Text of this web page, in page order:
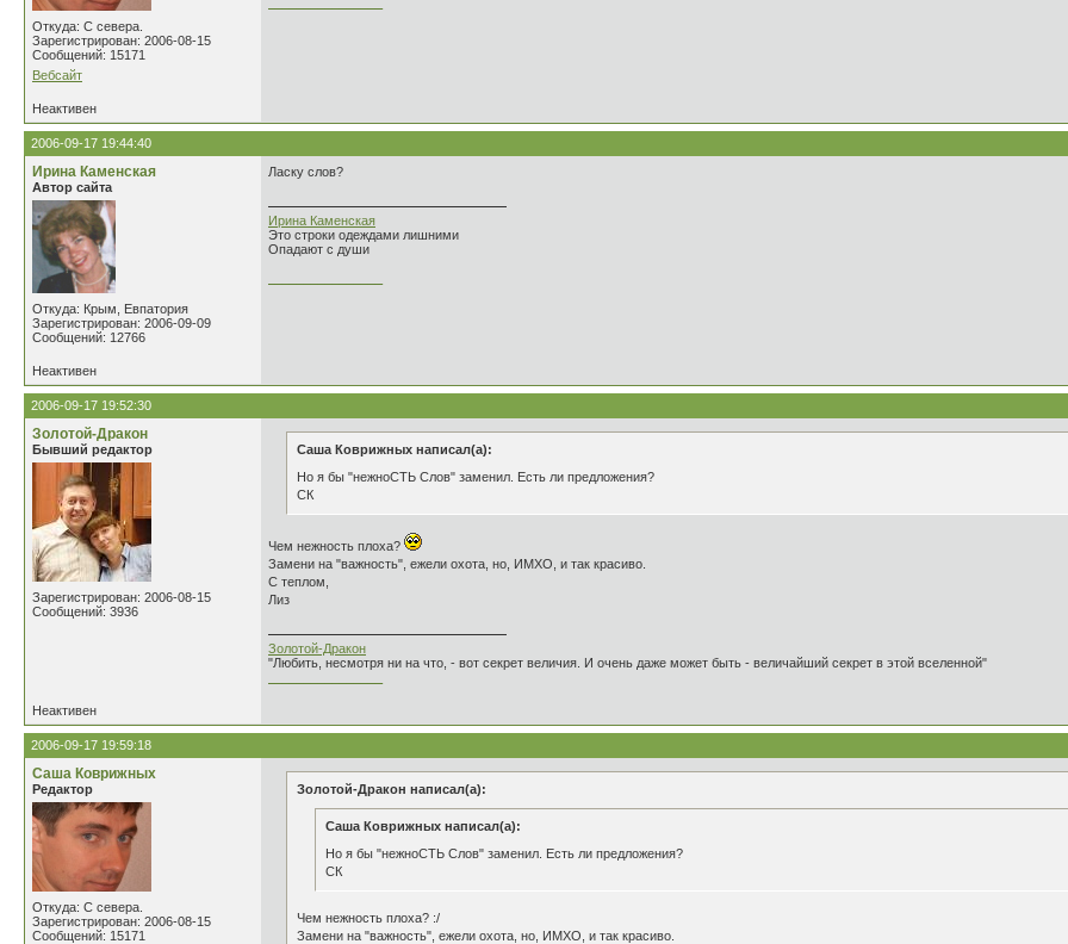
Откуда: С севера.
Зарегистрирован: 2006-08-15
Сообщений: 15171
Вебсайт
Неактивен
2006-09-17 19:44:40
Ирина Каменская
Автор сайта
Откуда: Крым, Евпатория
Зарегистрирован: 2006-09-09
Сообщений: 12766
Ласку слов?
Ирина Каменская
Это строки одеждами лишними
Опадают с души
Неактивен
2006-09-17 19:52:30
Золотой-Дракон
Бывший редактор
Зарегистрирован: 2006-08-15
Сообщений: 3936
Саша Коврижных написал(а):
Но я бы "нежноСТЬ Слов" заменил. Есть ли предложения?
СК
Чем нежность плоха?
Замени на "важность", ежели охота, но, ИМХО, и так красиво.
С теплом,
Лиз
Золотой-Дракон
"Любить, несмотря ни на что, - вот секрет величия. И очень даже может быть - величайший секрет в этой вселенной"
Неактивен
2006-09-17 19:59:18
Саша Коврижных
Редактор
Откуда: С севера.
Зарегистрирован: 2006-08-15
Сообщений: 15171
Золотой-Дракон написал(а):
Саша Коврижных написал(а):
Но я бы "нежноСТЬ Слов" заменил. Есть ли предложения?
СК
Чем нежность плоха? :/
Замени на "важность", ежели охота, но, ИМХО, и так красиво.